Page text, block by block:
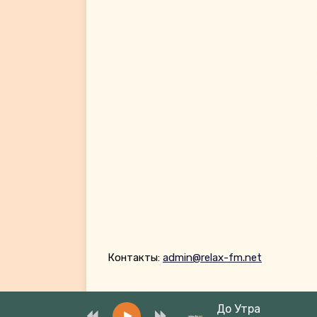
Контакты: admin@relax-fm.net
До Утра